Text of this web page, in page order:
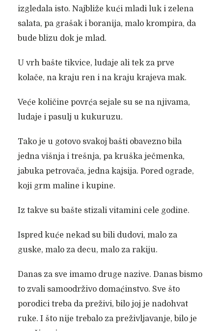
izgledala isto. Najbliže kući mladi luk i zelena
salata, pa grašak i boranija, malo krompira, da
bude blizu dok je mlad.
U vrh bašte tikvice, ludaje ali tek za prve
kolače, na kraju ren i na kraju krajeva mak.
Veće količine povrća sejale su se na njivama,
ludaje i pasulj u kukuruzu.
Tako je u gotovo svakoj bašti obavezno bila
jedna višnja i trešnja, pa kruška ječmenka,
jabuka petrovača, jedna kajsija. Pored ograde,
koji grm maline i kupine.
Iz takve su bašte stizali vitamini cele godine.
Ispred kuće nekad su bili dudovi, malo za
guske, malo za decu, malo za rakiju.
Danas za sve imamo druge nazive. Danas bismo
to zvali samoodrživo domaćinstvo. Sve što
porodici treba da preživi, bilo joj je nadohvat
ruke. I što nije trebalo za preživljavanje, bilo je